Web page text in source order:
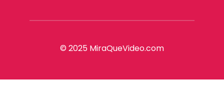
© 2025 MiraQueVideo.com